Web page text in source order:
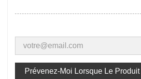
Prévenez-Moi Lorsque Le